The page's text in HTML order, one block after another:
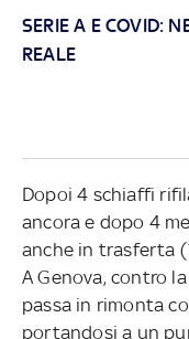
SERIE A E COVID:
REALE
Dopoi 4 schiaffi
ancora e dopo 4
anche in trasferta
A Genova, contro
passa in rimonta
portandosi a un